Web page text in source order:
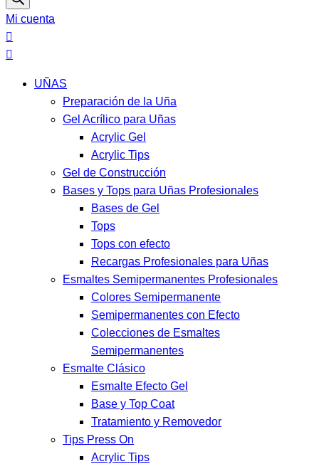
Mi cuenta
UÑAS
Preparación de la Uña
Gel Acrílico para Uñas
Acrylic Gel
Acrylic Tips
Gel de Construcción
Bases y Tops para Uñas Profesionales
Bases de Gel
Tops
Tops con efecto
Recargas Profesionales para Uñas
Esmaltes Semipermanentes Profesionales
Colores Semipermanente
Semipermanentes con Efecto
Colecciones de Esmaltes
Semipermanentes
Esmalte Clásico
Esmalte Efecto Gel
Base y Top Coat
Tratamiento y Removedor
Tips Press On
Acrylic Tips